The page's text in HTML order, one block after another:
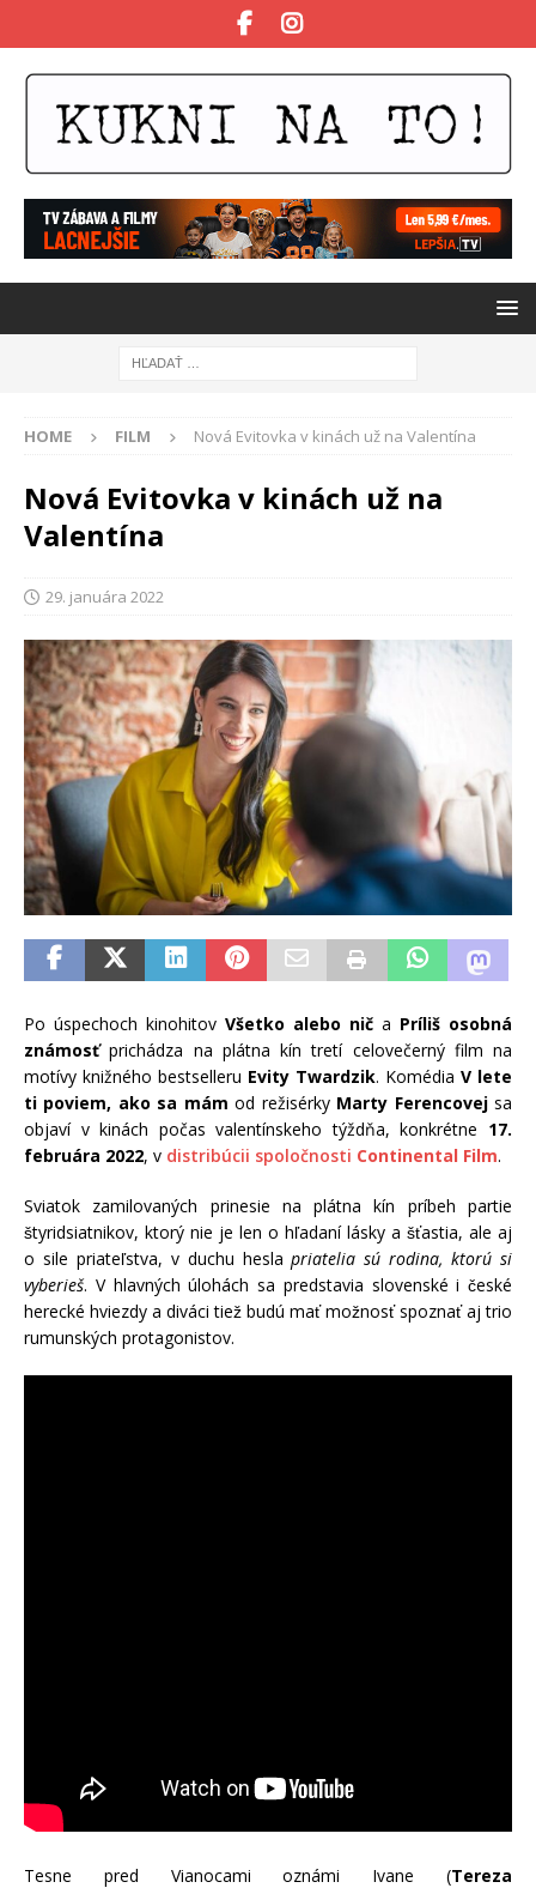
HOME FILM Nová Evitovka v kinách už na Valentína
Nová Evitovka v kinách už na
Valentína
29. januára 2022
Po úspechoch kinohitov Všetko alebo nič a Príliš osobná
známosťprichádza na plátna kín tretí celovečerný film na
motívy knižného bestselleru Evity Twardzik. Komédia V lete
ti poviem, ako sa mám od režisérky Marty Ferencovejsa
objaví v kinách počas valentínskeho týždňa, konkrétne 17.
februára 2022, v distribúcii spoločnosti Continental Film.
Sviatok zamilovaných prinesie na plátna kín príbeh partie
štyridsiatnikov, ktorý nie je len o hľadaní lásky a šťastia, ale aj
o sile priateľstva, v duchu heslapriatelia sú rodina, ktorú si
vyberieš. V hlavných úlohách sa predstavia slovenské i české
herecké hviezdy a diváci tiež budú mať možnosť spoznať aj trio
rumunských protagonistov.
Tesne pred Vianocami oznámi Ivane (Tereza